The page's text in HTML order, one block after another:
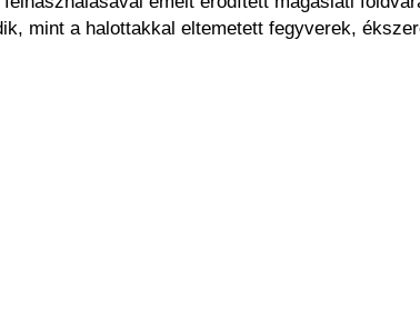
mint a halottakkal eltemetett fegyverek,